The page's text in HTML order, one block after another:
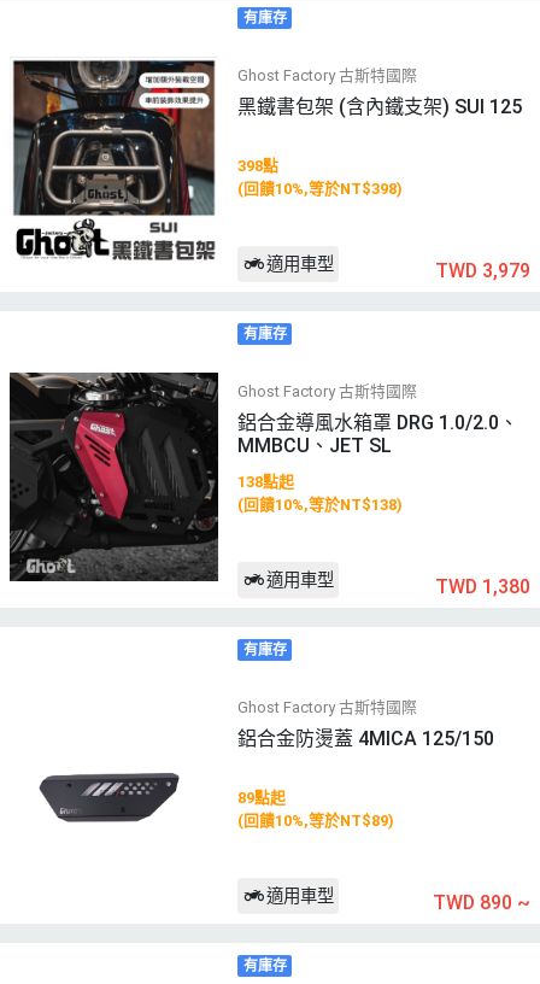
有庫存
Ghost Factory 古斯特國際
黑鐵書包架 (含內鐵支架) SUI 125
398點
(回饋10%,等於NT$398)
適用車型 TWD 3,979
有庫存
Ghost Factory 古斯特國際
鋁合金導風水箱罩 DRG 1.0/2.0、
MMBCU、JET SL
138點起
(回饋10%,等於NT$138)
適用車型 TWD 1,380
有庫存
Ghost Factory 古斯特國際
鋁合金防燙蓋 4MICA 125/150
89點起
(回饋10%,等於NT$89)
適用車型 TWD 890 ~
有庫存